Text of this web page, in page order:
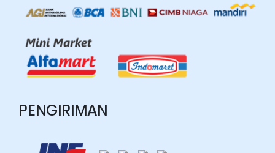
PENGIRIMAN